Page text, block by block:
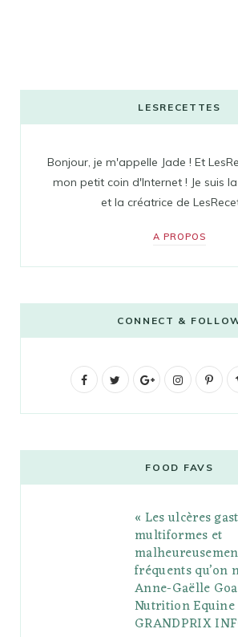
LESRECETTES
Bonjour, je m'appelle Jade ! Et
mon petit coin d'Internet ! Je suis
et la créatrice de
A PROPOS
CONNECT &
F
b
t
G
g
l
e
P
l
s
I
t
a
g
r
a
m
P
e
r
e
s
FOOD FAVS
« Les ulcères
multiformes et
fréquents qu’on
Anne-Gaëlle
Nutrition Equine
GRANDPRIX